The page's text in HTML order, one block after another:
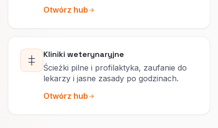
Otwórz hub
Kliniki weterynaryjne
Ścieżki pilne i profilaktyka, zaufanie do
lekarzy i jasne zasady po godzinach.
Otwórz hub